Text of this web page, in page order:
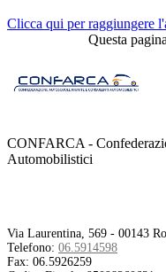
Clicca qui per raggiungere
Questa
CONFARCA -
Automobilistici
Via Laurentina, 569 - 00143
Telefono: 06.5914598
Fax: 06.5926259